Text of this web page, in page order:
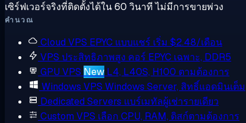
เซิร์ฟเวอร์จริงที่ติดตั้งได้ใน 60 วินาที ไม่มีการขายพ่วง
คำนวณ
Cloud VPS EPYC แบบแชร์ เริ่ม $2.48/เดือน
VPS ประสิทธิภาพสูง คอร์ EPYC เฉพาะ, DDR5
GPU VPS New L4, L40S, H100 ตามต้องการ
Windows VPS Windows Server, สิทธิ์แอดมินเต็ม
Dedicated Servers แบร์เมทัลผู้เช่ารายเดียว
Custom VPS เลือก CPU, RAM, ดิสก์ตามต้องการ